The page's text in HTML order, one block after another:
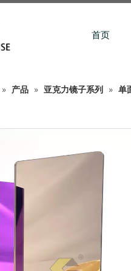
首页
» 产品 » 亚克力镜子系列 » 单